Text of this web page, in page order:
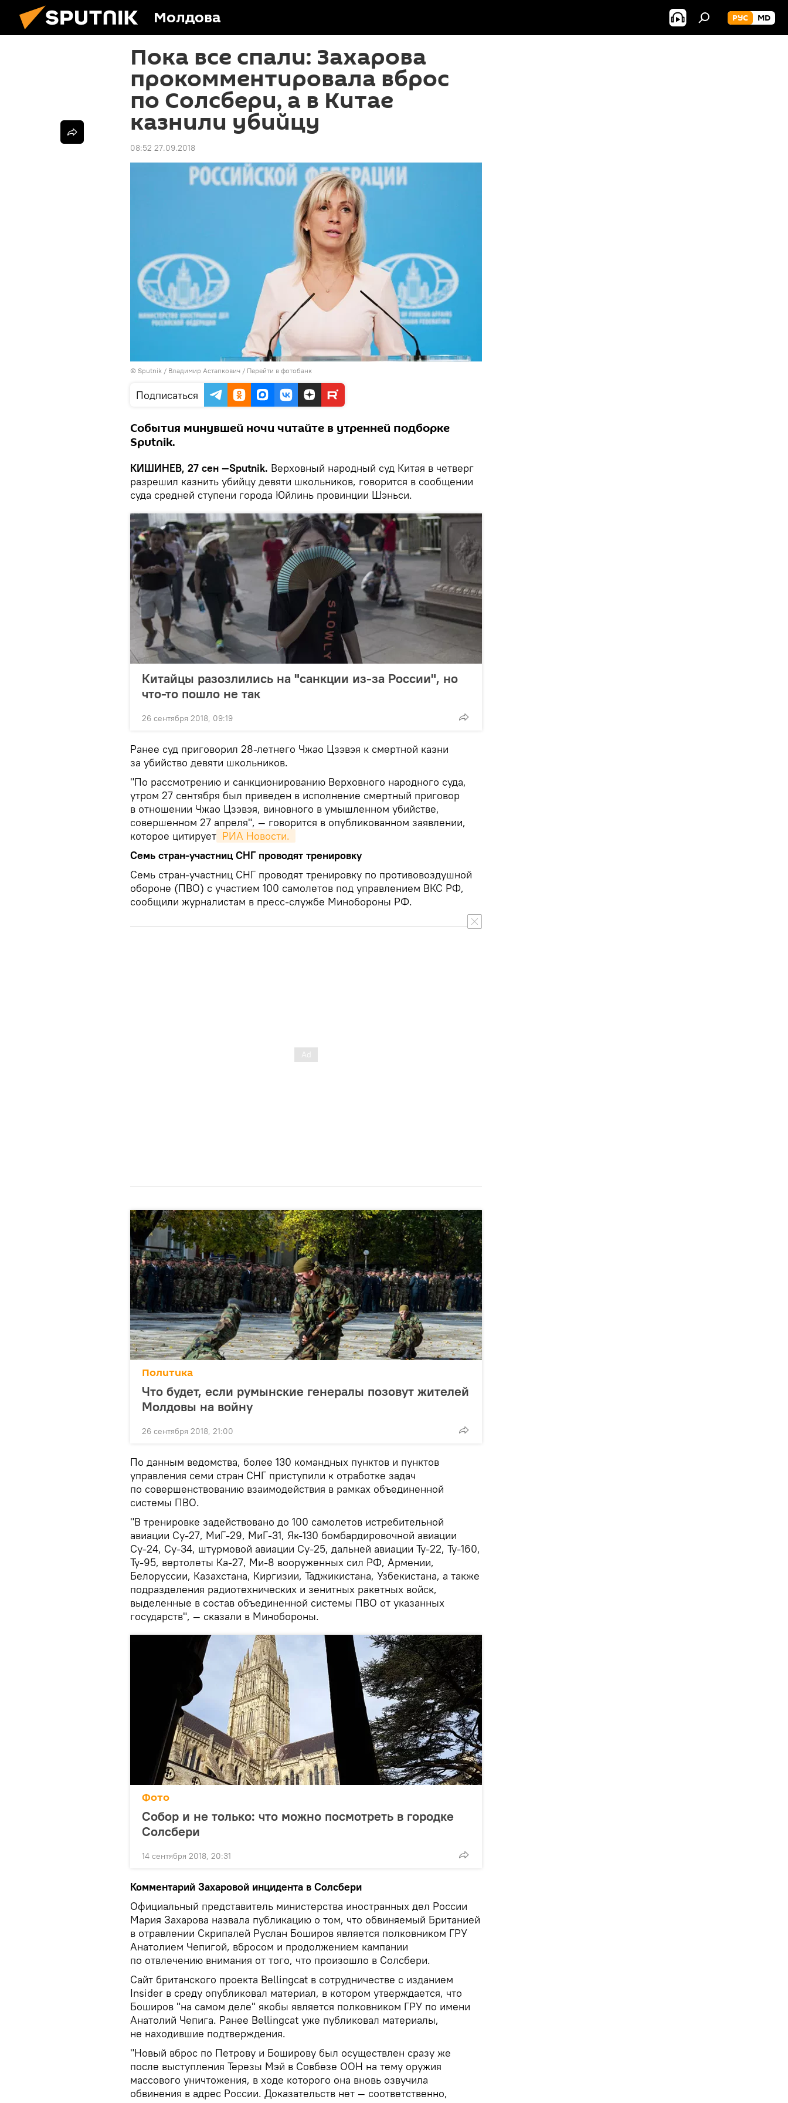
Молдова РУС MD
Пока все спали: Захарова
прокомментировала вброс
по Солсбери, а в Китае
казнили убийцу
08:52 27.09.2018
© Sputnik / Владимир Астапкович / Перейти в фотобанк
Подписаться
События минувшей ночи читайте в утренней подборке
Sputnik.
КИШИНЕВ, 27 сен —Sputnik. Верховный народный суд Китая в четверг
разрешил казнить убийцу девяти школьников, говорится в сообщении
суда средней ступени города Юйлинь провинции Шэньси.
Китайцы разозлились на "санкции из-за Росcии", но
что-то пошло не так
26 сентября 2018, 09:19
Ранее суд приговорил 28-летнего Чжао Цзэвэя к смертной казни
за убийство девяти школьников.
"По рассмотрению и санкционированию Верховного народного суда,
утром 27 сентября был приведен в исполнение смертный приговор
в отношении Чжао Цзэвэя, виновного в умышленном убийстве,
совершенном 27 апреля", — говорится в опубликованном заявлении,
которое цитирует РИА Новости.
Семь стран-участниц СНГ проводят тренировку
Семь стран-участниц СНГ проводят тренировку по противовоздушной
обороне (ПВО) с участием 100 самолетов под управлением ВКС РФ,
сообщили журналистам в пресс-службе Минобороны РФ.
Политика
Что будет, если румынские генералы позовут жителей
Молдовы на войну
26 сентября 2018, 21:00
По данным ведомства, более 130 командных пунктов и пунктов
управления семи стран СНГ приступили к отработке задач
по совершенствованию взаимодействия в рамках объединенной
системы ПВО.
"В тренировке задействовано до 100 самолетов истребительной
авиации Су-27, МиГ-29, МиГ-31, Як-130 бомбардировочной авиации
Су-24, Су-34, штурмовой авиации Су-25, дальней авиации Ту-22, Ту-160,
Ту-95, вертолеты Ка-27, Ми-8 вооруженных сил РФ, Армении,
Белоруссии, Казахстана, Киргизии, Таджикистана, Узбекистана, а также
подразделения радиотехнических и зенитных ракетных войск,
выделенные в состав объединенной системы ПВО от указанных
государств", — сказали в Минобороны.
Фото
Собор и не только: что можно посмотреть в городке
Солсбери
14 сентября 2018, 20:31
Комментарий Захаровой инцидента в Солсбери
Официальный представитель министерства иностранных дел России
Мария Захарова назвала публикацию о том, что обвиняемый Британией
в отравлении Скрипалей Руслан Боширов является полковником ГРУ
Анатолием Чепигой, вбросом и продолжением кампании
по отвлечению внимания от того, что произошло в Солсбери.
Сайт британского проекта Bellingcat в сотрудничестве с изданием
Insider в среду опубликовал материал, в котором утверждается, что
Боширов "на самом деле" якобы является полковником ГРУ по имени
Анатолий Чепига. Ранее Bellingcat уже публиковал материалы,
не находившие подтверждения.
"Новый вброс по Петрову и Боширову был осуществлен сразу же
после выступления Терезы Мэй в Совбезе ООН на тему оружия
массового уничтожения, в ходе которого она вновь озвучила
обвинения в адрес России. Доказательств нет — соответственно,